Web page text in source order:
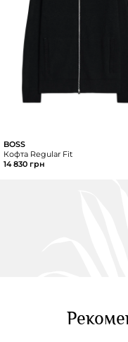
BOSS
Кофта Regular Fit
14 830 грн